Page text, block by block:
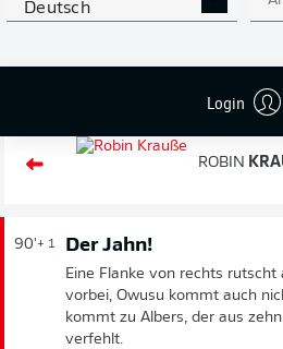
Deutsch
Login
SAULO
ROBIN
90'+ 1 Der Jahn!
Eine Flanke von rechts
vorbei, Owusu kommt auch
kommt zu Albers, der aus
verfehlt.